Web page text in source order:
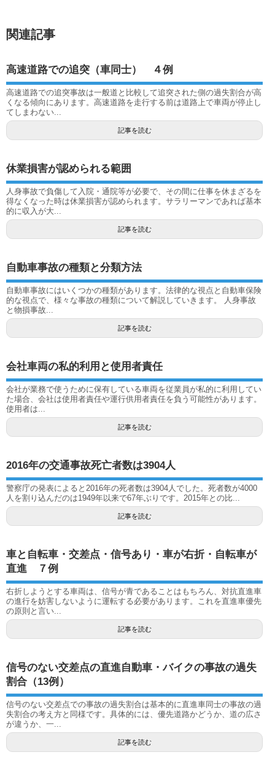
関連記事
高速道路での追突（車同士） ４例
高速道路での追突事故は一般道と比較して追突された側の過失割合が高
くなる傾向にあります。高速道路を走行する前は道路上で車両が停止し
てしまわない...
記事を読む
休業損害が認められる範囲
人身事故で負傷して入院・通院等が必要で、その間に仕事を休まざるを
得なくなった時は休業損害が認められます。サラリーマンであれば基本
的に収入が大...
記事を読む
自動車事故の種類と分類方法
自動車事故にはいくつかの種類があります。法律的な視点と自動車保険
的な視点で、様々な事故の種類について解説していきます。 人身事故
と物損事故...
記事を読む
会社車両の私的利用と使用者責任
会社が業務で使うために保有している車両を従業員が私的に利用してい
た場合、会社は使用者責任や運行供用者責任を負う可能性があります。
使用者は...
記事を読む
2016年の交通事故死亡者数は3904人
警察庁の発表によると2016年の死者数は3904人でした。死者数が4000
人を割り込んだのは1949年以来で67年ぶりです。2015年との比...
記事を読む
車と自転車・交差点・信号あり・車が右折・自転車が
直進 ７例
右折しようとする車両は、信号が青であることはもちろん、対抗直進車
の進行を妨害しないように運転する必要があります。これを直進車優先
の原則と言い...
記事を読む
信号のない交差点の直進自動車・バイクの事故の過失
割合（13例）
信号のない交差点での事故の過失割合は基本的に直進車同士の事故の過
失割合の考え方と同様です。具体的には、優先道路かどうか、道の広さ
が違うか、一...
記事を読む